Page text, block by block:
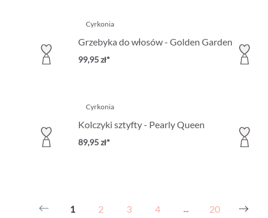
Cyrkonia
Grzebyka do włosów - Golden Garden
99,95 zł*
Cyrkonia
Kolczyki sztyfty - Pearly Queen
89,95 zł*
1 2 3 4 ... 20